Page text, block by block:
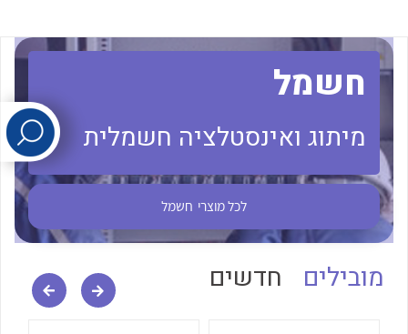
לכל מוצרי היצרן לכל מוצרי היצרן
לכל מוצרי היצרן לכל מוצרי היצרן
חשמל
מיתוג ואינסטלציה חשמלית
לכל מוצרי חשמל
מובילים חדשים